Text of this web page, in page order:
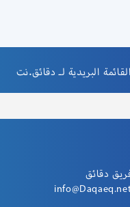
البريدية لـ دقائق.نت
دقائق